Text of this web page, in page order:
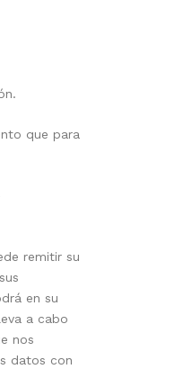
que para
remitir su
en su
a cabo
nos
datos con